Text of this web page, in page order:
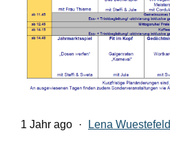
1 Jahr ago · Lena Wuestefeld